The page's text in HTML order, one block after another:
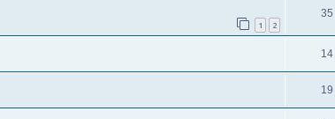
1 2
35
14
19